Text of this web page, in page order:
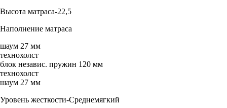
Высота матраcа-22,5
Наполнение матраса
шаум 27 мм
технохолст
блок независ. пружин 120 мм
технохолст
шаум 27 мм
Уровень жесткости-Среднемягкий